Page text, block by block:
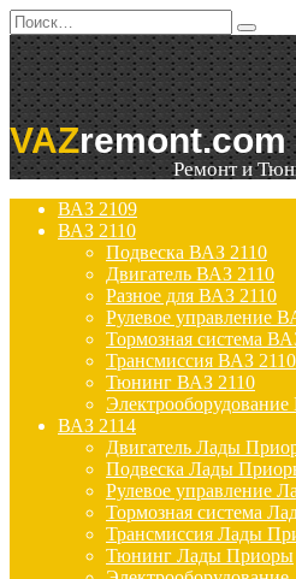
Перейти
к
содержанию
Search
for:
VAZremont.com
Ремонт и
ВАЗ 2109
ВАЗ 2110
Подвеска ВАЗ 2110
Двигатель ВАЗ 2110
Разное для ВАЗ 2110
Рулевое управление
Тормозная система
Трансмиссия ВАЗ 2110
Тюнинг ВАЗ 2110
ВАЗ 2114
Двигатель Лады
Подвеска Лады
Рулевое управление
Тормозная система
Трансмиссия Лады
Тюнинг Лады Приоры